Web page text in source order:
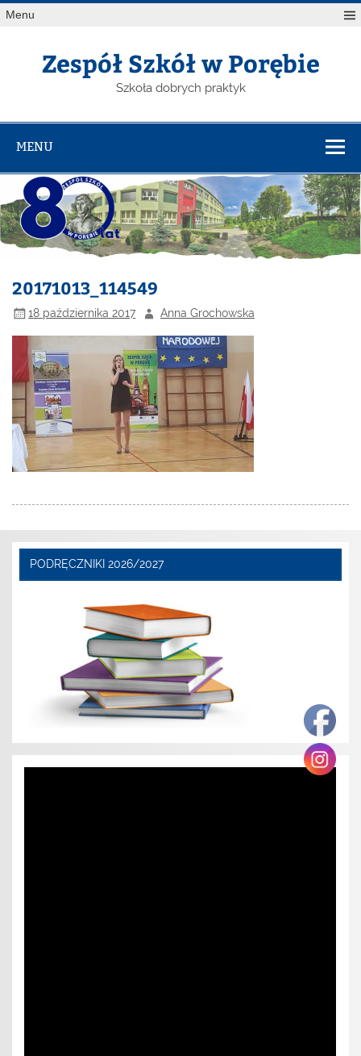
Menu
Zespół Szkół w Porębie
Szkoła dobrych praktyk
MENU
20171013_114549
18 października 2017 Anna Grochowska
PODRĘCZNIKI 2026/2027